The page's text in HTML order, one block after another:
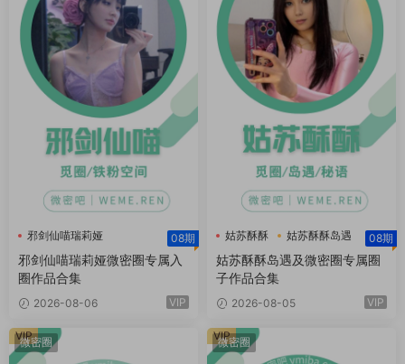
邪剑仙喵瑞莉娅
邪剑仙喵瑞莉娅微密圈
08期
邪剑仙喵瑞莉娅微密圈专属入
圈作品合集
2026-08-06 VIP
姑苏酥酥
姑苏酥酥岛遇
姑苏酥酥微密圈
08期
姑苏酥酥岛遇及微密圈专属圈
子作品合集
2026-08-05 VIP
微密圈
VIP 微密圈
VIP